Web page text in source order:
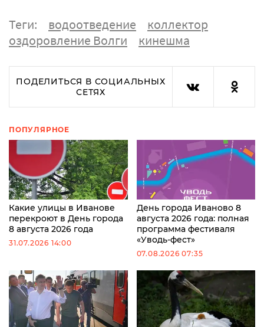
Теги: водоотведение
коллектор
оздоровление Волги
кинешма
ПОДЕЛИТЬСЯ В СОЦИАЛЬНЫХ
СЕТЯХ
ПОПУЛЯРНОЕ
Какие улицы в Иванове
перекроют в День города
8 августа 2026 года
31.07.2026 14:00
День города Иваново 8
августа 2026 года: полная
программа фестиваля
«Уводь-фест»
07.08.2026 07:35